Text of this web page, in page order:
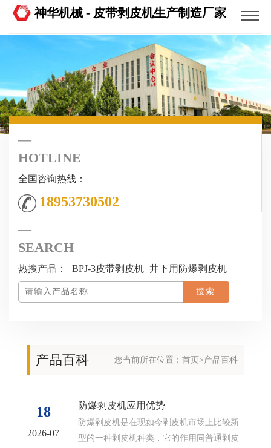
神华机械 - 皮带剥皮机生产制造厂家
HOTLINE
全国咨询热线：
18953730502
SEARCH
热搜产品： BPJ-3皮带剥皮机 井下用防爆剥皮机
产品百科 您当前所在位置： 首页>产品百科
18
2026-07
防爆剥皮机应用优势
防爆剥皮机是在现如今剥皮机市场上比较新
型的一种剥皮机种类，它的作用同普通剥皮